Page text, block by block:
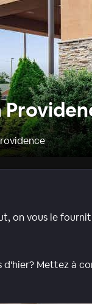
on vous le
d'hier? Mettez à